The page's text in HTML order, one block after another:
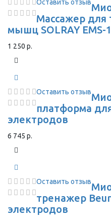
Оставить отзыв
Массажер для
мышц SOLRAY EMS-
1 250 р.
Оставить отзыв
платформа
электродов
6 745 р.
Оставить отзыв
тренажер
электродов